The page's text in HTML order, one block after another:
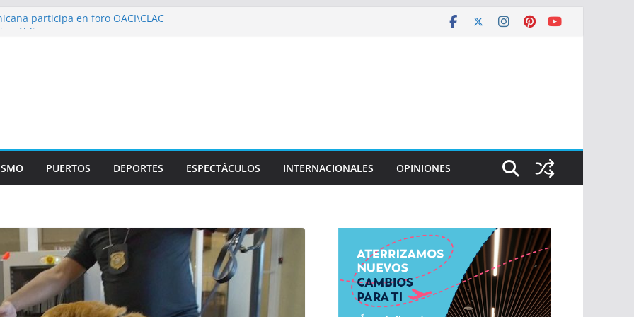
participa en foro OACI\CLAC
en normas de calidad ISO
multidisciplinario operativo médico
PUERTOS DEPORTES ESPECTÁCULOS INTERNACIONALES OPINIONES